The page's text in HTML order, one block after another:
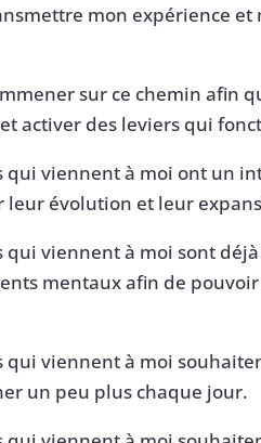
mon expérience
sur ce chemin afin
activer des leviers qui
qui viennent à moi ont un
leur évolution et leur
qui viennent à moi sont
mentaux afin de
qui viennent à moi
un peu plus chaque jour.